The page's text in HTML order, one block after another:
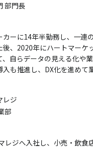
部門長
カーに14年半勤務し、一連
後、2020年にハートマー
、自らデータの見える化や
も推進し、DX化を進めて
レジ
部
レジへ入社し、小売・飲食